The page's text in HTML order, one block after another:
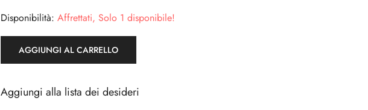
Disponibilità: Affrettati, Solo 1 disponibile!
AGGIUNGI AL CARRELLO
Aggiungi alla lista dei desideri